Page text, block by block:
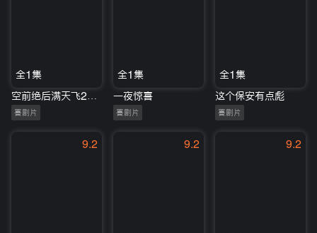
全1集
喜剧片
全1集
一夜惊喜
喜剧片
全1集
这个保安有点彪
喜剧片
9.2 9.2 9.2